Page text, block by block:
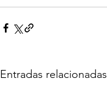
Entradas relacionadas